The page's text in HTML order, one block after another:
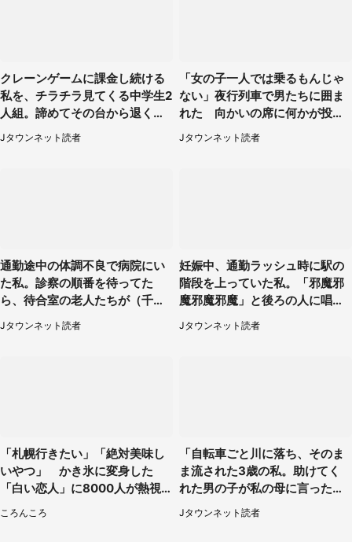
クレーンゲームに課金し続ける
私を、チラチラ見てくる中学生2
人組。諦めてその台から退く
と、後ろから声が（東京都・40
代女性）
Jタウンネット読者
「女の子一人では乗るもんじゃ
ない」夜行列車で男たちに囲ま
れた 向かいの席に何かが投げ
られて（秋田県・60代女性）
Jタウンネット読者
通勤途中の体調不良で病院にい
た私。診察の順番を待ってた
ら、待合室の老人たちが（千葉
県・50代男性）
Jタウンネット読者
妊娠中、通勤ラッシュ時に駅の
階段を上っていた私。「邪魔邪
魔邪魔邪魔」と後ろの人に唱え
られて（神奈川県・30代女性）
Jタウンネット読者
「札幌行きたい」「絶対美味し
いやつ」 かき氷に変身した
「白い恋人」に8000人が熱視
線【期間限定】
ころんころ
「自転車ごと川に落ち、そのま
ま流された3歳の私。助けてく
れた男の子が私の母に言ったの
は...」（千葉県・20代女性）
Jタウンネット読者